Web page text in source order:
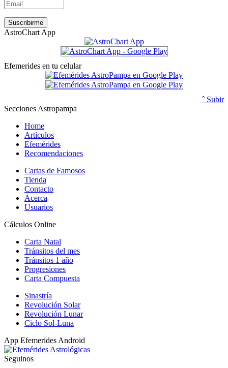
AstroChart App
Efemerides en tu celular
ˆ Subir
Secciones Astropampa
Home
Artículos
Efemérides
Recomendaciones
Cartas de Famosos
Tienda
Contacto
Acerca
Usuarios
Cálculos Online
Carta Natal
Tránsitos del mes
Tránsitos 1 año
Progresiones
Carta Compuesta
Sinastría
Revolución Solar
Revolución Lunar
Ciclo Sol-Luna
App Efemerides Android
Seguinos